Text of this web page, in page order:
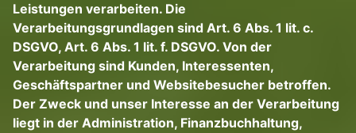
Leistungen verarbeiten. Die
Verarbeitungsgrundlagen sind Art. 6 Abs. 1 lit. c.
DSGVO, Art. 6 Abs. 1 lit. f. DSGVO. Von der
Verarbeitung sind Kunden, Interessenten,
Geschäftspartner und Websitebesucher betroffen.
Der Zweck und unser Interesse an der Verarbeitung
liegt in der Administration, Finanzbuchhaltung,